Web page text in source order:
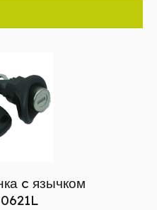
c язычком